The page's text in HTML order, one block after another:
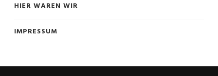
HIER WAREN WIR
IMPRESSUM